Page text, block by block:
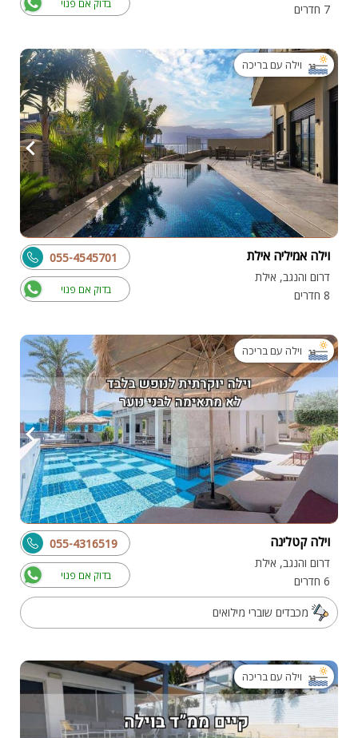
7 חדרים בדוק אם פנוי
וילה עם בריכה
וילה אמיליה אילת
דרום והנגב, אילת
8 חדרים
בדוק אם פנוי
055-4545701
וילה עם בריכה
וילה קטלינה
דרום והנגב, אילת
6 חדרים
בדוק אם פנוי
055-4316519
מכבדים שוברי מילואים
וילה עם בריכה